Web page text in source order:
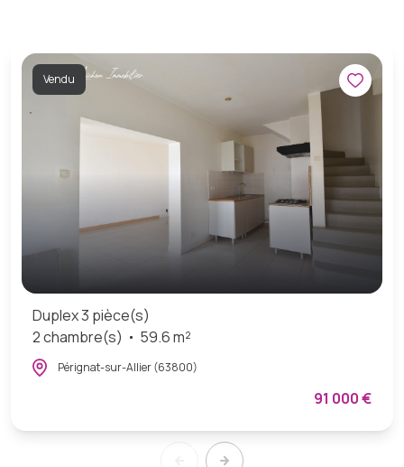
Vendu
Duplex 3 pièce(s)
2 chambre(s)
59.6 m²
Pérignat-sur-Allier (63800)
91 000 €